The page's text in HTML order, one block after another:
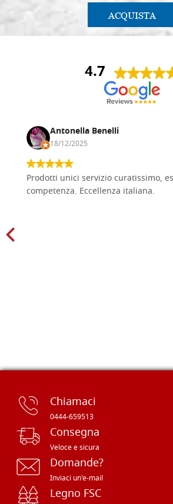
ACQUISTA
4.7
Antonella Benelli
18/12/2025
Prodotti unici servizio curatissimo,
competenza. Eccellenza italiana.
Chiamaci
0444-659513
Consegna
Veloce e sicura
Domande?
Inviaci un'e-mail
Legno FSC